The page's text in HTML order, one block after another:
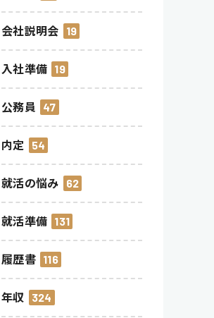
会社説明会 19
入社準備 19
公務員 47
内定 54
就活の悩み 62
就活準備 131
履歴書 116
年収 324